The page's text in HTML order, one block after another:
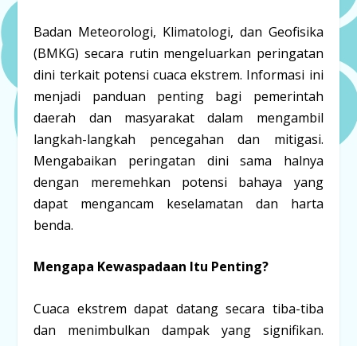
Badan Meteorologi, Klimatologi, dan Geofisika
(BMKG) secara rutin mengeluarkan peringatan
dini terkait potensi cuaca ekstrem. Informasi ini
menjadi panduan penting bagi pemerintah
daerah dan masyarakat dalam mengambil
langkah-langkah pencegahan dan mitigasi.
Mengabaikan peringatan dini sama halnya
dengan meremehkan potensi bahaya yang
dapat mengancam keselamatan dan harta
benda.
Mengapa Kewaspadaan Itu Penting?
Cuaca ekstrem dapat datang secara tiba-tiba
dan menimbulkan dampak yang signifikan.